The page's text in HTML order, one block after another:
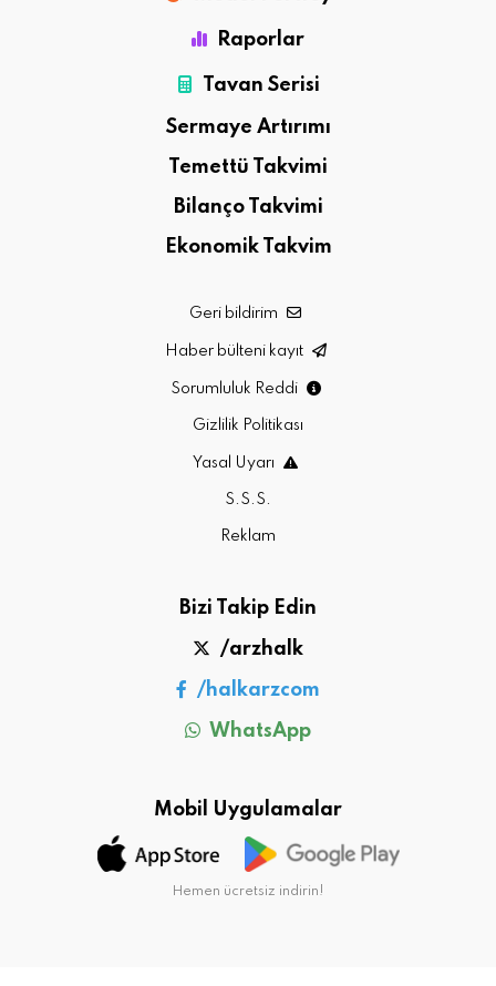
Raporlar
Tavan Serisi
Sermaye Artırımı
Temettü Takvimi
Bilanço Takvimi
Ekonomik Takvim
Geri bildirim
Haber bülteni kayıt
Sorumluluk Reddi
Gizlilik Politikası
Yasal Uyarı
S.S.S.
Reklam
Bizi Takip Edin
/arzhalk
/halkarzcom
WhatsApp
Mobil Uygulamalar
Hemen ücretsiz indirin!